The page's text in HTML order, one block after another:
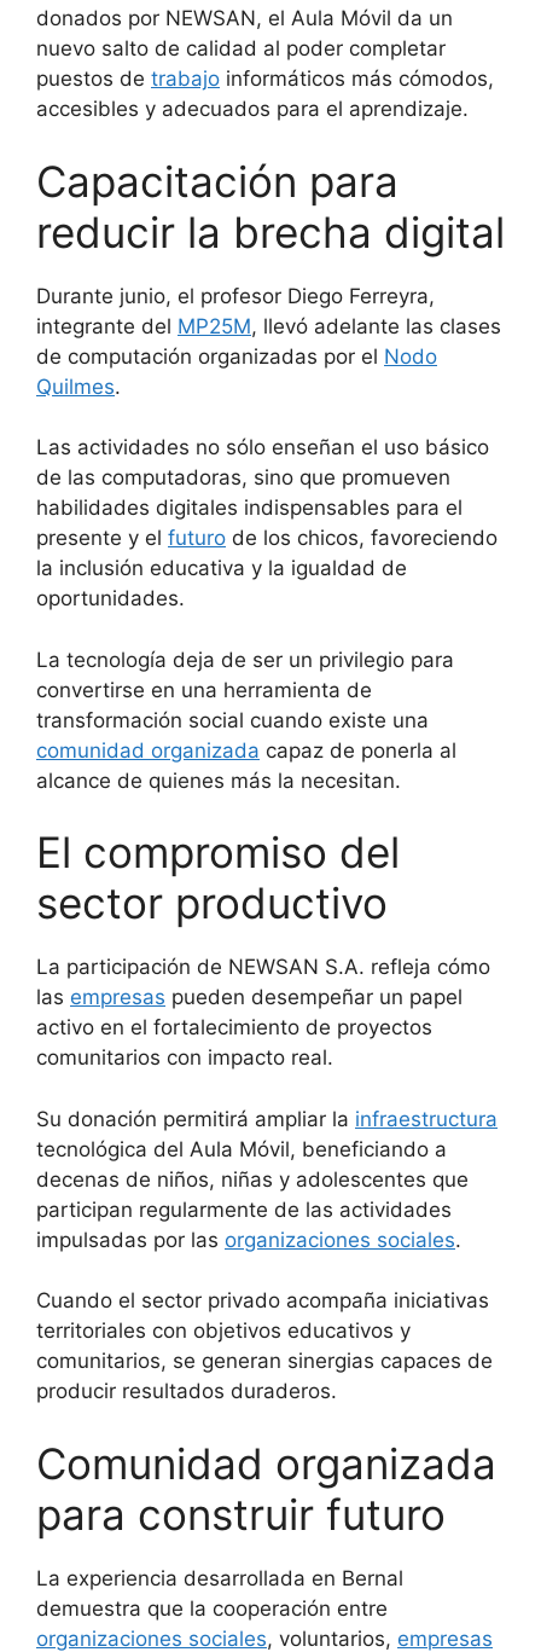
donados por NEWSAN, el Aula Móvil da un
nuevo salto de calidad al poder completar
puestos de trabajo informáticos más cómodos,
accesibles y adecuados para el aprendizaje.
Capacitación para
reducir la brecha digital
Durante junio, el profesor Diego Ferreyra,
integrante del MP25M, llevó adelante las clases
de computación organizadas por el Nodo
Quilmes.
Las actividades no sólo enseñan el uso básico
de las computadoras, sino que promueven
habilidades digitales indispensables para el
presente y el futuro de los chicos, favoreciendo
la inclusión educativa y la igualdad de
oportunidades.
La tecnología deja de ser un privilegio para
convertirse en una herramienta de
transformación social cuando existe una
comunidad organizada capaz de ponerla al
alcance de quienes más la necesitan.
El compromiso del
sector productivo
La participación de NEWSAN S.A. refleja cómo
las empresas pueden desempeñar un papel
activo en el fortalecimiento de proyectos
comunitarios con impacto real.
Su donación permitirá ampliar la infraestructura
tecnológica del Aula Móvil, beneficiando a
decenas de niños, niñas y adolescentes que
participan regularmente de las actividades
impulsadas por las organizaciones sociales.
Cuando el sector privado acompaña iniciativas
territoriales con objetivos educativos y
comunitarios, se generan sinergias capaces de
producir resultados duraderos.
Comunidad organizada
para construir futuro
La experiencia desarrollada en Bernal
demuestra que la cooperación entre
organizaciones sociales, voluntarios, empresas